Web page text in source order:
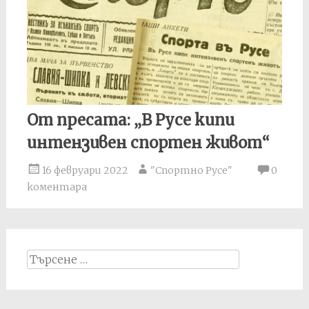
От пресата: „В Русе кипи
интензивен спортен живот“
16 февруари 2022 "Спортно Русе"
0
коментара
Search
for: